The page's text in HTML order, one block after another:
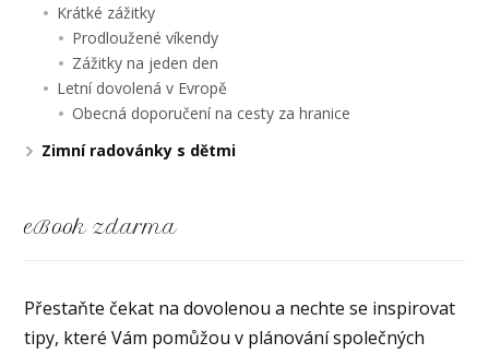
Krátké zážitky
Prodloužené víkendy
Zážitky na jeden den
Letní dovolená v Evropě
Obecná doporučení na cesty za hranice
Zimní radovánky s dětmi
eBook zdarma
Přestaňte čekat na dovolenou a nechte se inspirovat
tipy, které Vám pomůžou v plánování společných